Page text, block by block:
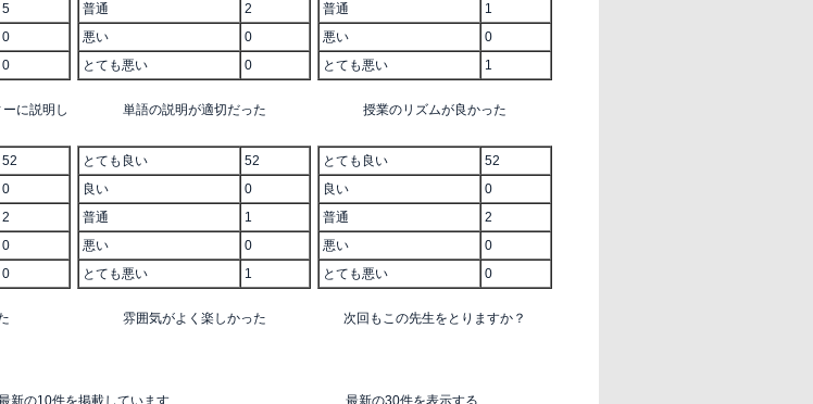
5
0
0
に説明し
普通
2
悪い
0
とても悪い
0
単語の説明が適切だった
普通
1
悪い
0
とても悪い
1
授業のリズムが良かった
52
0
2
0
0
とても良い
52
良い
0
普通
1
悪い
0
とても悪い
1
雰囲気がよく楽しかった
とても良い
52
良い
0
普通
2
悪い
0
とても悪い
0
次回もこの先生をとりますか？
新の10件を掲載しています 最新の30件を表示する